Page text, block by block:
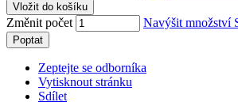
Vložit do košíku
Změnit počet Navýšit množství
Poptat
Zeptejte se odborníka
Vytisknout stránku
Sdílet